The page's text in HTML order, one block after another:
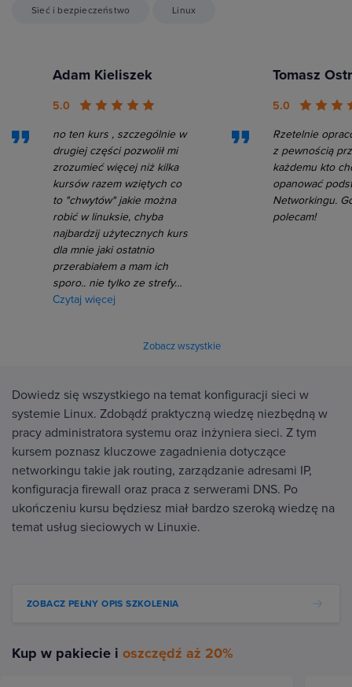
Sieć i bezpieczeństwo Linux
Adam Kieliszek
5.0
no ten kurs , szczególnie w
drugiej części pozwolił mi
zrozumieć więcej niż kilka
kursów razem wziętych co
to "chwytów" jakie można
robić w linuksie, chyba
najbardzij użytecznych kurs
dla mnie jaki ostatnio
przerabiałem a mam ich
sporo.. nie tylko ze strefy…
Czytaj więcej
Tomasz
5.0
Rzetelnie
z pewnością
każdemu kto
opanować
Networkingu.
polecam!
Zobacz wszystkie
Dowiedz się wszystkiego na temat konfiguracji sieci w
systemie Linux. Zdobądź praktyczną wiedzę niezbędną w
pracy administratora systemu oraz inżyniera sieci. Z tym
kursem poznasz kluczowe zagadnienia dotyczące
networkingu takie jak routing, zarządzanie adresami IP,
konfiguracja firewall oraz praca z serwerami DNS. Po
ukończeniu kursu będziesz miał bardzo szeroką wiedzę na
temat usług sieciowych w Linuxie.
ZOBACZ PEŁNY OPIS SZKOLENIA
Kup w pakiecie i oszczędź aż 20%